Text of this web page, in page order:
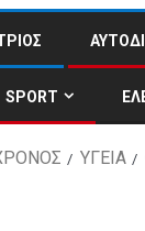
SPORT
ΥΓΕΙΑ